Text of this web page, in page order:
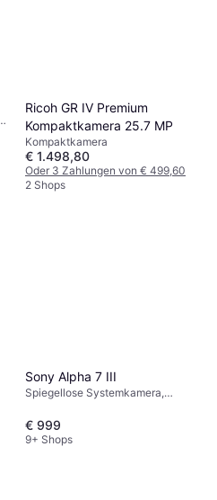
Ricoh GR IV Premium
Kompaktkamera 25.7 MP
Kompaktkamera
€ 1.498,80
Oder 3 Zahlungen von € 499,60
2 Shops
Sony Alpha 7 III
Spiegellose Systemkamera,
MP, Sequenzaufnahme,
Gesichtserkennung
€ 999
9+ Shops